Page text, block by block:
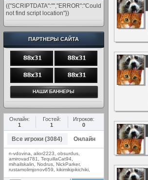
({"SCRIPTDATA":"","ERROR":"Could
not find script location"})
ПАРТНЕРЫ САЙТА
Онлайн:
1
Гостей:
1
Игроков:
0
Все игроки (3084) Онлайн
n-vdovina alior2223 obsurdus
amirovad781
TequillaCat94
mihailskalin
Nodrus NickParker,
rustamolimjonov659
kikimikipikichiki